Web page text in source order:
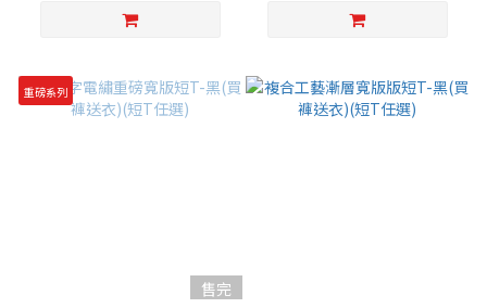
重磅系列
售完